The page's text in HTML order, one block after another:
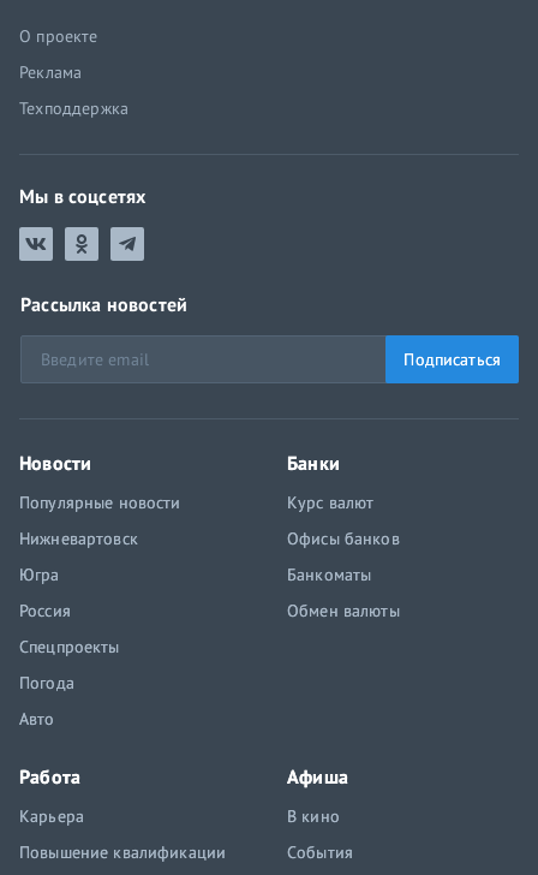
О проекте
Реклама
Техподдержка
Мы в соцсетях
Рассылка новостей
Подписаться
Новости
Популярные новости
Нижневартовск
Югра
Россия
Спецпроекты
Погода
Авто
Банки
Курс валют
Офисы банков
Банкоматы
Обмен валюты
Работа
Карьера
Повышение квалификации
Афиша
В кино
События